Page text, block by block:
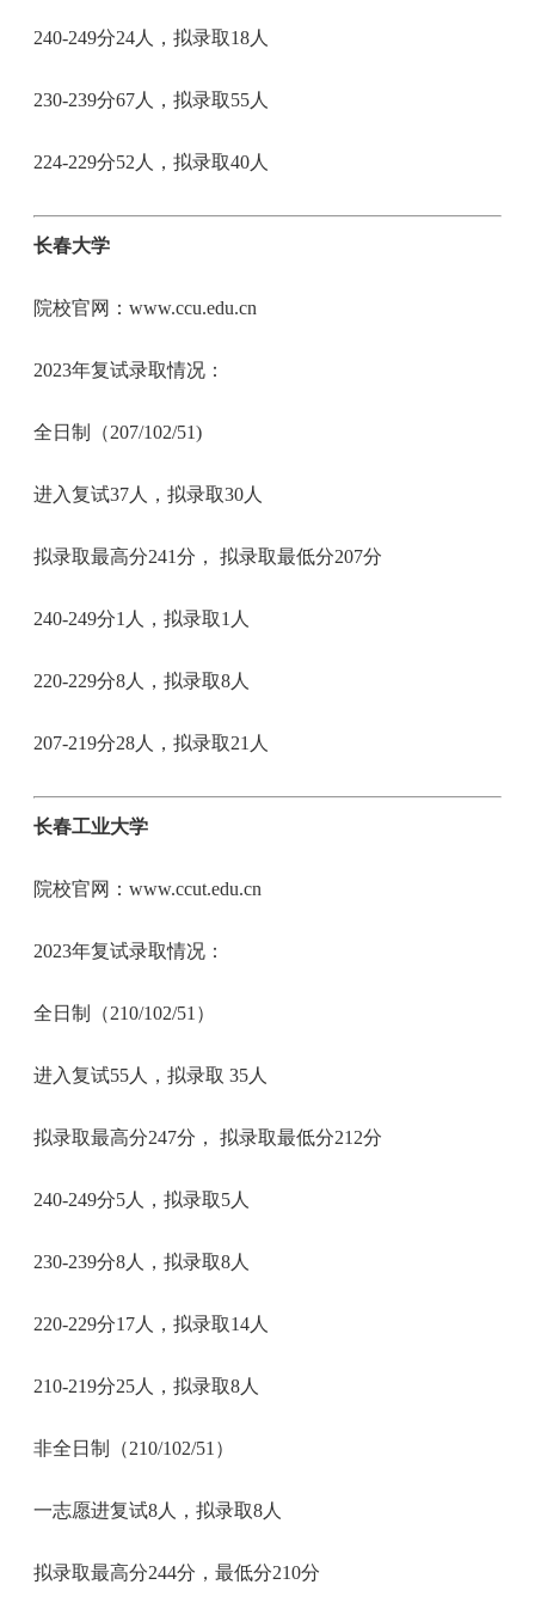
240-249分24人，拟录取18人
230-239分67人，拟录取55人
224-229分52人，拟录取40人
长春大学
院校官网：www.ccu.edu.cn
2023年复试录取情况：
全日制（207/102/51)
进入复试37人，拟录取30人
拟录取最高分241分， 拟录取最低分207分
240-249分1人，拟录取1人
220-229分8人，拟录取8人
207-219分28人，拟录取21人
长春工业大学
院校官网：www.ccut.edu.cn
2023年复试录取情况：
全日制（210/102/51）
进入复试55人，拟录取 35人
拟录取最高分247分， 拟录取最低分212分
240-249分5人，拟录取5人
230-239分8人，拟录取8人
220-229分17人，拟录取14人
210-219分25人，拟录取8人
非全日制（210/102/51）
一志愿进复试8人，拟录取8人
拟录取最高分244分，最低分210分